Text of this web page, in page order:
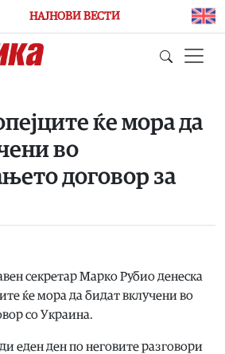
НАЈНОВИ ВЕСТИ
ќе мора да
во
договор за
секретар Марко Рубио денеска
ќе мора да бидат вклучени во
со Украина.
еден ден по неговите разговори